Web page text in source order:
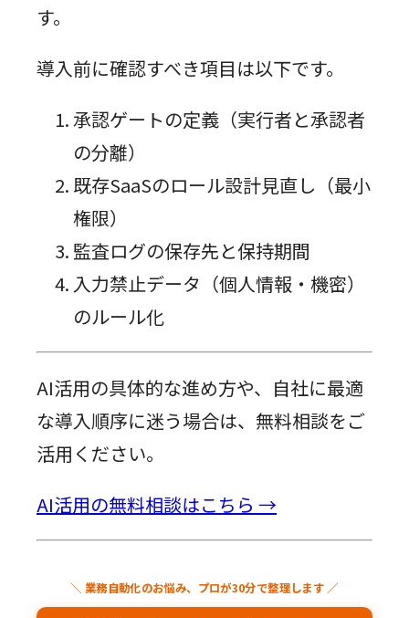
す。
導入前に確認すべき項目は以下です。
承認ゲートの定義（実行者と承認者
の分離）
既存SaaSのロール設計見直し（最小
権限）
監査ログの保存先と保持期間
入力禁止データ（個人情報・機密）
のルール化
AI活用の具体的な進め方や、自社に最適
な導入順序に迷う場合は、無料相談をご
活用ください。
AI活用の無料相談はこちら →
＼ 業務自動化のお悩み、プロが30分で整理します ／